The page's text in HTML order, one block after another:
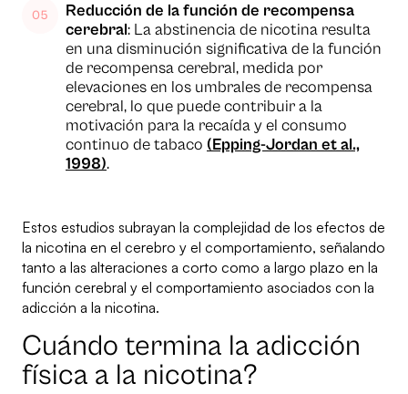
Reducción de la función de recompensa
cerebral: La abstinencia de nicotina resulta
en una disminución significativa de la función
de recompensa cerebral, medida por
elevaciones en los umbrales de recompensa
cerebral, lo que puede contribuir a la
motivación para la recaída y el consumo
continuo de tabaco (Epping-Jordan et al.,
1998).
Estos estudios subrayan la complejidad de los efectos de
la nicotina en el cerebro y el comportamiento, señalando
tanto a las alteraciones a corto como a largo plazo en la
función cerebral y el comportamiento asociados con la
adicción a la nicotina.
Cuándo termina la adicción
física a la nicotina?